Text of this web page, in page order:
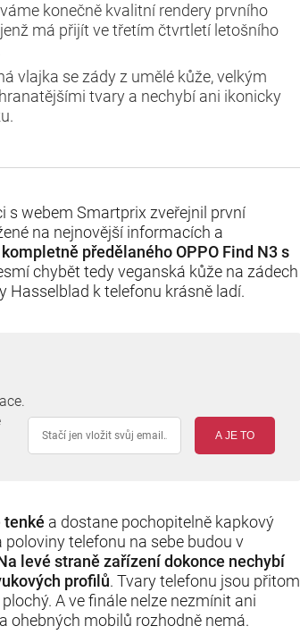
konečně kvalitní rendery prvního
má přijít ve třetím čtvrtletí letošního
vlajka se zády z umělé kůže, velkým
tvary a nechybí ani ikonicky
s webem Smartprix zveřejnil první
na nejnovější informacích a
předělaného OPPO Find N3 s
chybět tedy veganská kůže na zádech
k telefonu krásně ladí.
A JE TO
tenké a dostane pochopitelně kapkový
poloviny telefonu na sebe budou v
levé straně zařízení dokonce nechybí
profilů. Tvary telefonu jsou přitom
A ve finále nelze nezmínit ani
ohebných mobilů rozhodně nemá.